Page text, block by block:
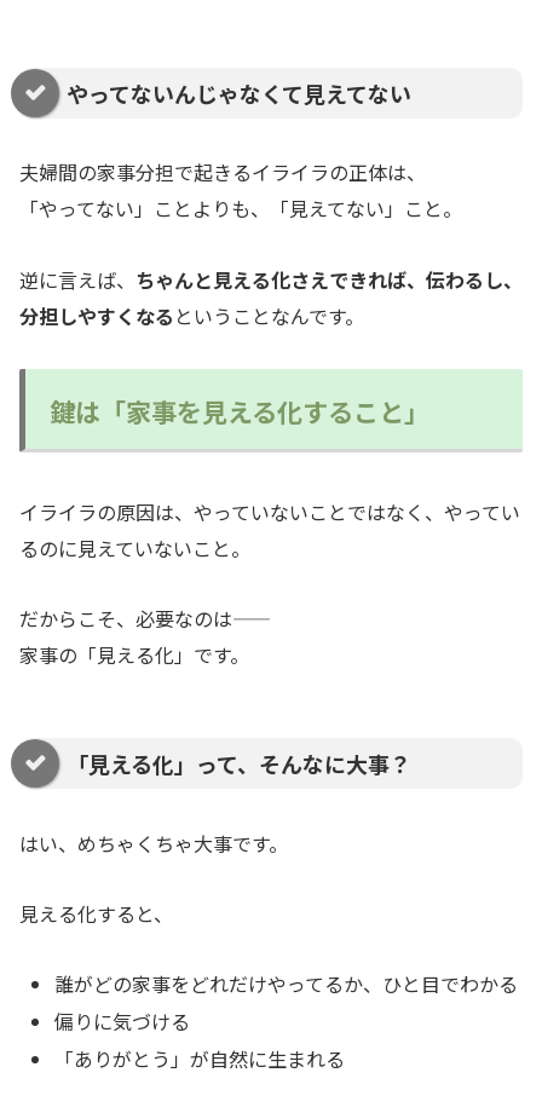
やってないんじゃなくて見えてない
夫婦間の家事分担で起きるイライラの正体は、
「やってない」ことよりも、「見えてない」こと。
逆に言えば、 ちゃんと見える化さえできれば、伝わるし、
分担しやすくなる ということなんです。
鍵は「家事を見える化すること」
イライラの原因は、やっていないことではなく、やってい
るのに見えていないこと。
だからこそ、必要なのは――
家事の「見える化」です。
「見える化」って、そんなに大事？
はい、めちゃくちゃ大事です。
見える化すると、
誰がどの家事をどれだけやってるか、ひと目でわかる
偏りに気づける
「ありがとう」が自然に生まれる